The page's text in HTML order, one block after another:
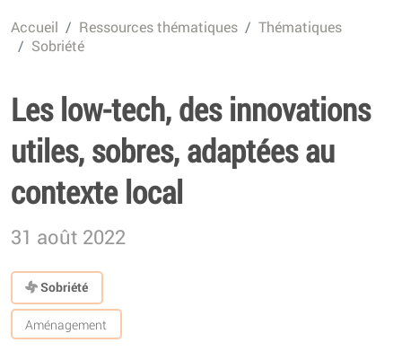
Accueil Ressources thématiques
Thématiques
Sobriété
Les low-tech, des innovations
utiles, sobres, adaptées au
contexte local
31 août 2022
Sobriété
Aménagement